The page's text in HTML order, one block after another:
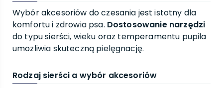
Wybór akcesoriów do czesania jest istotny dla
komfortu i zdrowia psa. Dostosowanie narzędzi
do typu sierści, wieku oraz temperamentu pupila
umożliwia skuteczną pielęgnację.
Rodzaj sierści a wybór akcesoriów